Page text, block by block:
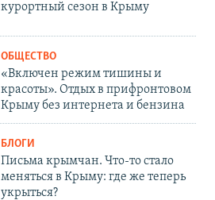
курортный сезон в Крыму
ОБЩЕСТВО
«Включен режим тишины и
красоты». Отдых в прифронтовом
Крыму без интернета и бензина
БЛОГИ
Письма крымчан. Что-то стало
меняться в Крыму: где же теперь
укрыться?